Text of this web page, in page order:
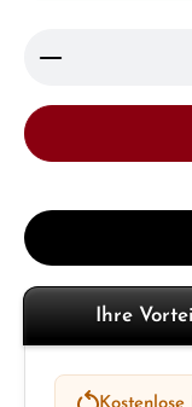
Produkt
Ihre